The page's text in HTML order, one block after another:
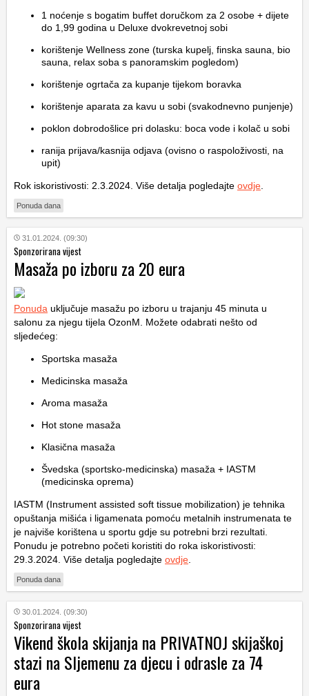
1 noćenje s bogatim buffet doručkom za 2 osobe + dijete
do 1,99 godina u Deluxe dvokrevetnoj sobi
korištenje Wellness zone (turska kupelj, finska sauna, bio
sauna, relax soba s panoramskim pogledom)
korištenje ogrtača za kupanje tijekom boravka
korištenje aparata za kavu u sobi (svakodnevno punjenje)
poklon dobrodošlice pri dolasku: boca vode i kolač u sobi
ranija prijava/kasnija odjava (ovisno o raspoloživosti, na
upit)
Rok iskoristivosti: 2.3.2024. Više detalja pogledajte ovdje.
Ponuda dana
31.01.2024. (09:30)
Sponzorirana vijest
Masaža po izboru za 20 eura
Ponuda uključuje masažu po izboru u trajanju 45 minuta u
salonu za njegu tijela OzonM. Možete odabrati nešto od
sljedećeg:
Sportska masaža
Medicinska masaža
Aroma masaža
Hot stone masaža
Klasična masaža
Švedska (sportsko-medicinska) masaža + IASTM
(medicinska oprema)
IASTM (Instrument assisted soft tissue mobilization) je tehnika
opuštanja mišića i ligamenata pomoću metalnih instrumenata te
je najviše korištena u sportu gdje su potrebni brzi rezultati.
Ponudu je potrebno početi koristiti do roka iskoristivosti:
29.3.2024. Više detalja pogledajte ovdje.
Ponuda dana
30.01.2024. (09:30)
Sponzorirana vijest
Vikend škola skijanja na PRIVATNOJ skijaškoj
stazi na Sljemenu za djecu i odrasle za 74
eura